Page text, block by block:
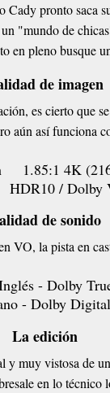
Cady pronto saca
"mundo de
en pleno busque
de imagen
es cierto que
aún así funciona
1.85:1 4K
HDR10 / Dolby
de sonido
VO, la pista en
- Dolby
- Dolby
La edición
y muy vistosa de
en lo técnico